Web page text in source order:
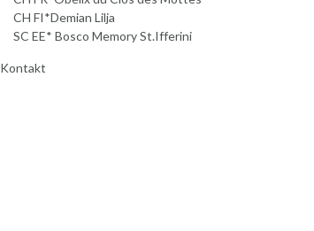
CH FI*Demian Lilja
SC EE* Bosco Memory St.Ifferini
Kontakt